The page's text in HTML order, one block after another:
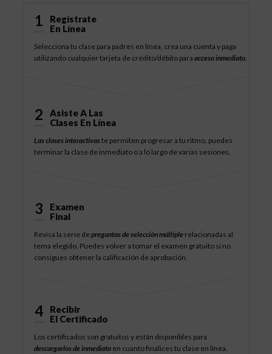
1
Regístrate
En Línea
Selecciona tu clase para padres en línea, crea una cuenta y paga
utilizando cualquier tarjeta de crédito/débito paraacceso inmediato.
2
Asiste A Las
Clases En Línea
Las clases interactivaste permiten progresar a tu ritmo, puedes
terminar la clase de inmediato o a lo largo de varias sesiones.
3
Examen
Final
Revisa la serie depreguntas de selección múltiple relacionadas al
tema elegido. Puedes volver a tomar el examen gratuito si no
consigues obtener la calificación de aprobación.
4
Recibir
El Certificado
Los certificados son gratuitos y están disponibles para
descargarlos de inmediato en cuanto finalices tu clase en línea.